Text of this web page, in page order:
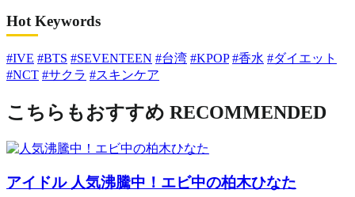
Hot Keywords
#IVE #BTS #SEVENTEEN #台湾 #KPOP #香水 #ダイエット
#NCT #サクラ #スキンケア
こちらもおすすめ RECOMMENDED
アイドル人気沸騰中！エビ中の柏木ひなた